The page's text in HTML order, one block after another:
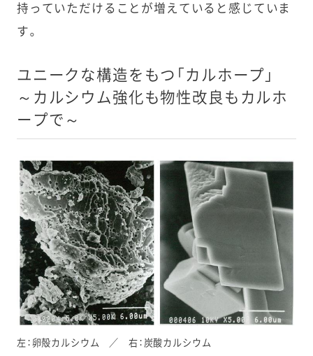
持っていただけることが増えていると感じていま
す。
ユニークな構造をもつ「カルホープ」
～カルシウム強化も物性改良もカルホ
ープで～
左：卵殻カルシウム ／ 右：炭酸カルシウム